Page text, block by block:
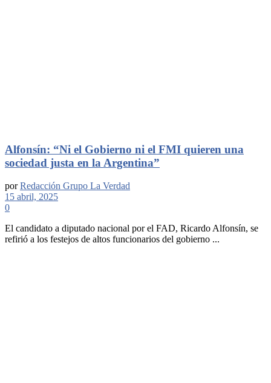
Alfonsín: “Ni el Gobierno ni el FMI quieren una
sociedad justa en la Argentina”
por Redacción Grupo La Verdad
15 abril, 2025
0
El candidato a diputado nacional por el FAD, Ricardo Alfonsín, se
refirió a los festejos de altos funcionarios del gobierno ...